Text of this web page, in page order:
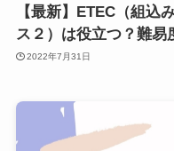
【最新】ETEC（組込
ス２）は役立つ？難易
2022年7月31日